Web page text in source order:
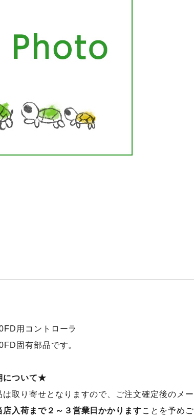
用コントローラ
固有部品です。
ついて★
は取り寄せとなりますので、ご注文確定後のメ
店入荷まで２～３営業日かかりますことを予め